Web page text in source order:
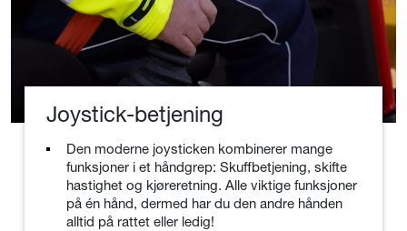
Joystick-betjening
Den moderne joysticken kombinerer mange
funksjoner i et håndgrep: Skuffbetjening, skifte
hastighet og kjøreretning. Alle viktige funksjoner
på én hånd, dermed har du den andre hånden
alltid på rattet eller ledig!